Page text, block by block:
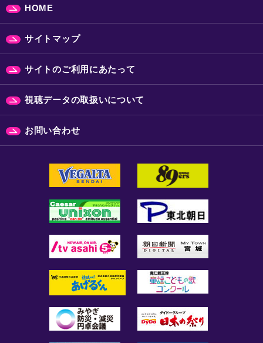
HOME
サイトマップ
サイトのご利用にあたって
視聴データの取扱いについて
お問い合わせ